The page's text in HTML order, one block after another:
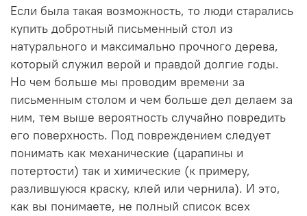
Если была такая возможность, то люди старались
купить добротный письменный стол из
натурального и максимально прочного дерева,
который служил верой и правдой долгие годы.
Но чем больше мы проводим времени за
письменным столом и чем больше дел делаем за
ним, тем выше вероятность случайно повредить
его поверхность. Под повреждением следует
понимать как механические (царапины и
потертости) так и химические (к примеру,
разлившуюся краску, клей или чернила). И это,
как вы понимаете, не полный список всех